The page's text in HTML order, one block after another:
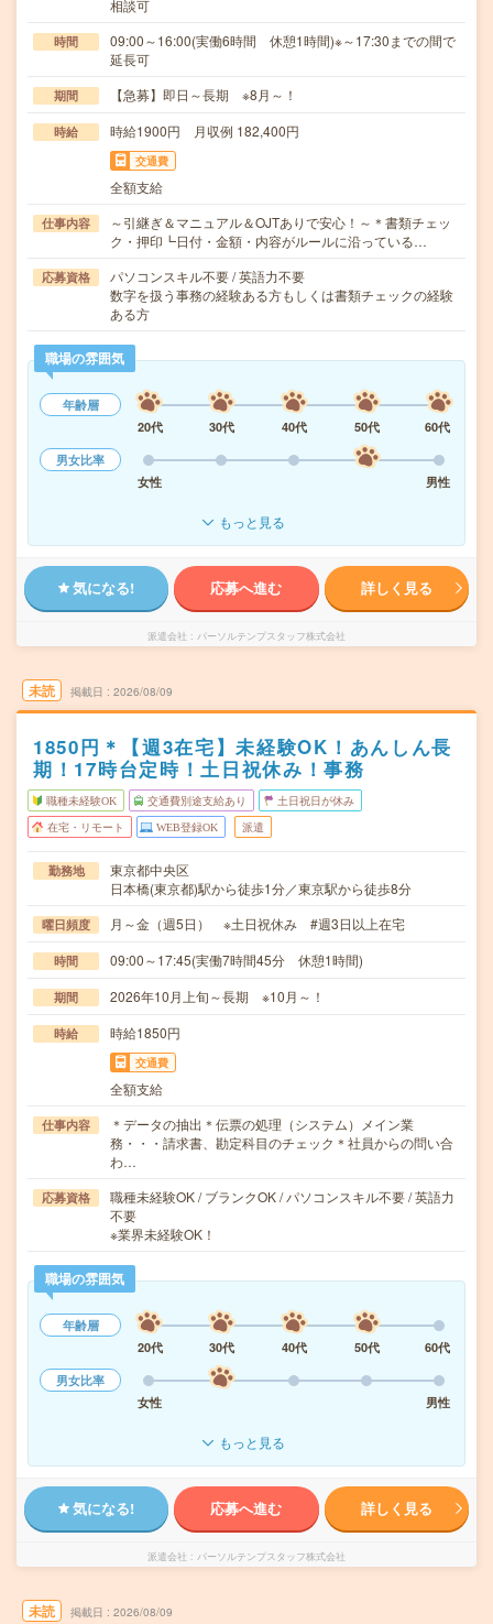
相談可
時間
09:00～16:00(実働6時間 休憩1時間)※～17:30までの間で
延長可
期間 【急募】即日～長期 ※8月～！
時給 時給1900円 月収例 182,400円
交通費
全額支給
仕事内容
～引継ぎ＆マニュアル＆OJTありで安心！～＊書類チェッ
ク・押印┗日付・金額・内容がルールに沿っている…
応募資格
パソコンスキル不要 / 英語力不要
数字を扱う事務の経験ある方もしくは書類チェックの経験
ある方
職場の雰囲気
年齢層
20代
30代 40代 50代
60代
男女比率
女性
男性
もっと見る
気になる! 応募へ進む 詳しく見る
派遣会社 パーソルテンプスタッフ株式会社
未読 掲載日 2026/08/09
1850円＊【週3在宅】未経験OK！あんしん長
期！17時台定時！土日祝休み！事務
職種未経験OK 交通費別途支給あり 土日祝日が休み
在宅・リモート WEB登録OK 派遣
勤務地
東京都中央区
日本橋(東京都)駅から徒歩1分／東京駅から徒歩8分
曜日頻度 月～金（週5日） ※土日祝休み #週3日以上在宅
時間 09:00～17:45(実働7時間45分 休憩1時間)
期間 2026年10月上旬～長期 ※10月～！
時給 時給1850円
交通費
全額支給
仕事内容
＊データの抽出＊伝票の処理（システム）メイン業
務・・・請求書、勘定科目のチェック＊社員からの問い合
わ…
応募資格
職種未経験OK / ブランクOK / パソコンスキル不要 / 英語力
不要
※業界未経験OK！
職場の雰囲気
年齢層
20代
30代 40代 50代
60代
男女比率
女性
男性
もっと見る
気になる! 応募へ進む 詳しく見る
派遣会社 パーソルテンプスタッフ株式会社
未読 掲載日 2026/08/09